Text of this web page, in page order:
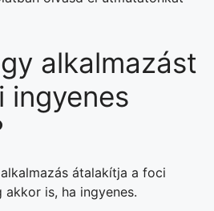
alkalmazást
ingyenes
átalakítja a foci
akkor is, ha ingyenes.